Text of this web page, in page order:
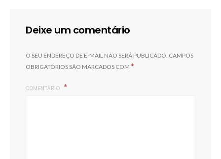
Deixe um comentário
O SEU ENDEREÇO DE E-MAIL NÃO SERÁ PUBLICADO. CAMPOS
OBRIGATÓRIOS SÃO MARCADOS COM *
COMENTÁRIO